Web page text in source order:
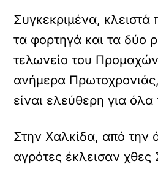
Συγκεκριμένα, κλειστά
τα φορτηγά και τα δύο
τελωνείο του
ανήμερα
είναι ελεύθερη για
Στην Χαλκίδα, από την
αγρότες έκλεισαν